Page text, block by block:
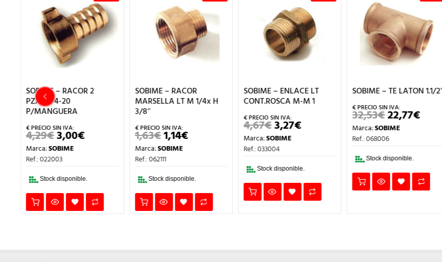
SOBIME – RACOR 2
PZAS.3/4-20
P/MANGUERA
4,29€EL
PRECIO
ORIGINAL
ERA:
3,00€EL
PRECIO
Marca:SOBIME
Ref.: 022003
Stock disponible.
SOBIME – RACOR
MARSELLA LT M 1/4x H
3/8″
1,63€EL
PRECIO
ORIGINAL
ERA:
1,14€EL
PRECIO
Marca:SOBIME
Ref.: 062111
Stock disponible.
SOBIME – ENLACE LT
CONT.ROSCA M-M 1
4,67€EL
PRECIO
ORIGINAL
ERA:
3,27€EL
PRECIO
Marca:SOBIME
Ref.: 033004
Stock disponible.
SOBIME – TE LATON 1.1/
32,53€EL
PRECIO
ORIGINAL
ERA:
22,77€EL
Marca:SOBIME
Ref.: 068006
Stock disponible.